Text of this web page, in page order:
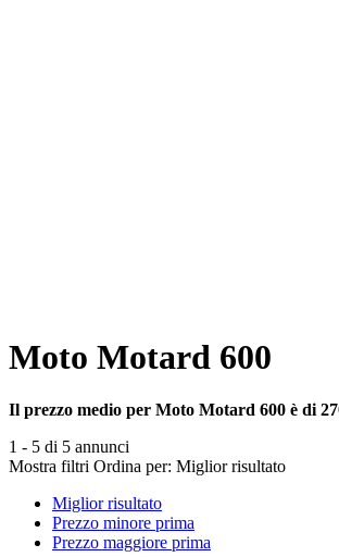
Moto Motard 600
Il prezzo medio per Moto Motard 600 è di
1 - 5 di 5 annunci
Mostra filtri Ordina per: Miglior risultato
Miglior risultato
Prezzo minore prima
Prezzo maggiore prima